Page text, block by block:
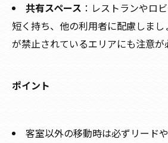
共有スペース ：レストランやロ
短く持ち、他の利用者に配慮しま
が禁止されているエリアにも注意が
ポイント
客室以外の移動時は必ずリード